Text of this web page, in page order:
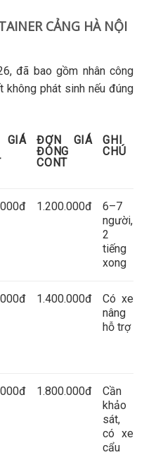
CẢNG HÀ NỘI
đã bao gồm nhân công
không phát sinh nếu đúng
ĐƠN GIÁ
ĐÓNG
CONT
GHI
CHÚ
1.200.000đ
6–7
người,
2
tiếng
xong
1.400.000đ
Có xe
nâng
hỗ trợ
1.800.000đ
Cần
khảo
sát,
có xe
cẩu